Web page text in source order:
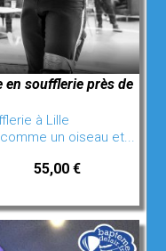
soufflerie près de
à Lille
un oiseau et...
55,00 €